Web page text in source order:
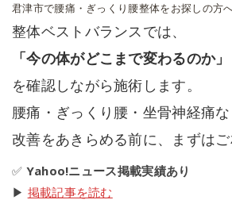
君津市で腰痛・ぎっくり腰整体をお探しの方
整体ベストバランスでは、
「今の体がどこまで変わるのか」
を確認しながら施術します。
腰痛・ぎっくり腰・坐骨神経痛な
改善をあきらめる前に、まずはご
✅ Yahoo!ニュース掲載実績あり
▶ 掲載記事を読む